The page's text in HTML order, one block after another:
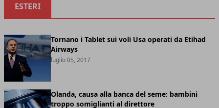
ESTERI
Tornano i Tablet sui voli Usa operati da Etihad
Airways
luglio 05, 2017
Olanda, causa alla banca del seme: bambini
troppo somiglianti al direttore